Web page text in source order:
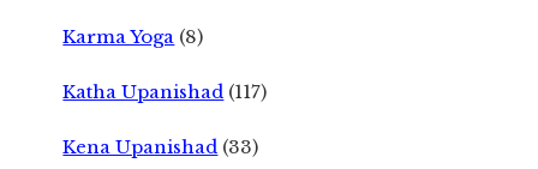
Karma Yoga (8)
Katha Upanishad (117)
Kena Upanishad (33)